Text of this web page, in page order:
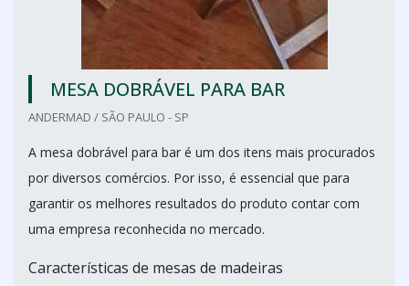
MESA DOBRÁVEL PARA BAR
ANDERMAD / SÃO PAULO - SP
A mesa dobrável para bar é um dos itens mais procurados
por diversos comércios. Por isso, é essencial que para
garantir os melhores resultados do produto contar com
uma empresa reconhecida no mercado.
Características de mesas de madeiras